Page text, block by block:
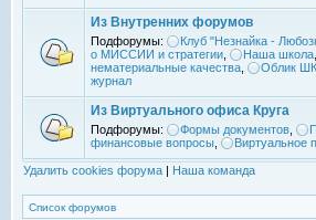
Из Внутренних форумов
Подфорумы: Клуб "Незнайка -
о МИССИИ и стратегии
Наша школа
нематериальные качества
Облик
журнал
Из Виртуального офиса Круга
Подфорумы: Формы документов
финансовые вопросы
Виртуальное
Удалить cookies форума | Наша команда
Список форумов